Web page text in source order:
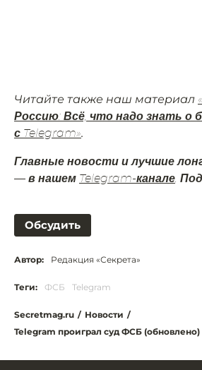
Читайте также наш материал
Россию: Всё, что надо знать о
с Telegram».
Главные новости и лучшие
— в нашем Telegram-канале .
Обсудить
Автор: Редакция «Секрета»
Теги: ФСБ Telegram
Secretmag.ru / Новости /
Telegram проиграл суд ФСБ (обновлено)